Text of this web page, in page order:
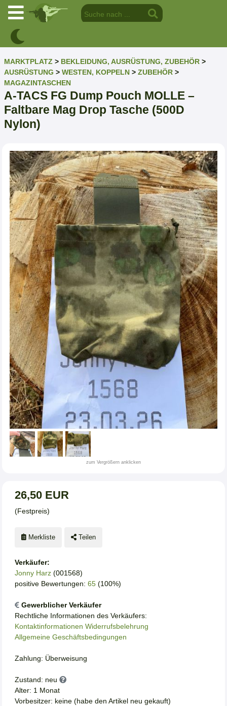
MARKTPLATZ > BEKLEIDUNG, AUSRÜSTUNG, ZUBEHÖR >
AUSRÜSTUNG > WESTEN, KOPPELN > ZUBEHÖR >
MAGAZINTASCHEN
A-TACS FG Dump Pouch MOLLE –
Faltbare Mag Drop Tasche (500D
Nylon)
zum Vergrößern anklicken
26,50 EUR
(Festpreis)
Merkliste Teilen
Verkäufer:
Jonny Harz (001568)
positive Bewertungen: 65 (100%)
Gewerblicher Verkäufer
Rechtliche Informationen des Verkäufers:
Kontaktinformationen Widerrufsbelehrung
Allgemeine Geschäftsbedingungen
Zahlung: Überweisung
Zustand: neu
Alter: 1 Monat
Vorbesitzer: keine (habe den Artikel neu gekauft)